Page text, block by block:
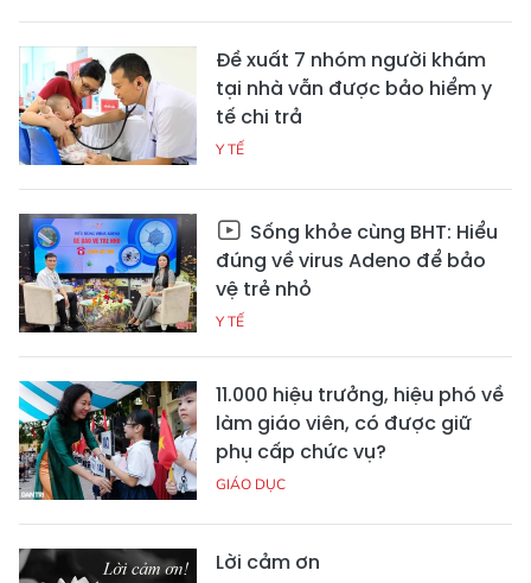
Đề xuất 7 nhóm người khám
tại nhà vẫn được bảo hiểm y
tế chi trả
Y TẾ
Sống khỏe cùng BHT: Hiểu
đúng về virus Adeno để bảo
vệ trẻ nhỏ
Y TẾ
11.000 hiệu trưởng, hiệu phó về
làm giáo viên, có được giữ
phụ cấp chức vụ?
GIÁO DỤC
Lời cảm ơn